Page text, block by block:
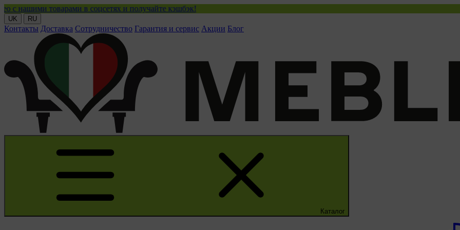
товарами в соцсетях и получайте кэшбэк!
UK RU
Контакты Доставка Сотрудничество Гарантия и сервис Акции Блог
Каталог